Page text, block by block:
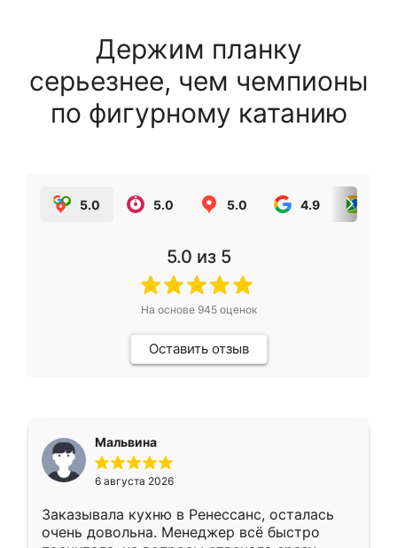
Держим планку
серьезнее, чем чемпионы
по фигурному катанию
5.0 5.0 5.0 4.9
5.0 из 5
На основе 945оценок
Оставить отзыв
Мальвина
6 августа 2026
Заказывала кухню в Ренессанс, осталась
очень довольна. Менеджер всё быстро